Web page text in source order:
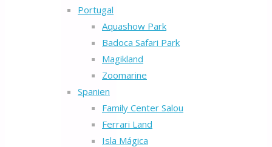
Portugal
Aquashow Park
Badoca Safari Park
Magikland
Zoomarine
Spanien
Family Center Salou
Ferrari Land
Isla Mágica